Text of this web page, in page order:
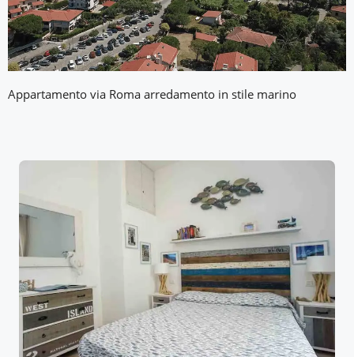
Benvenuto a Campo
Se stai cercando un luogo
indimenticabile dove passare le vacanze,
sei nel posto giusto!
Appartamento via Roma arredamento in stile marino